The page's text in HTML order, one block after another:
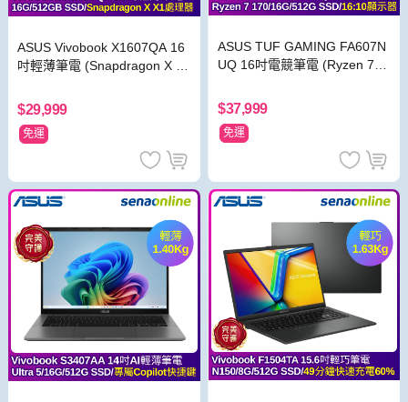
ASUS Vivobook X1607QA 16
吋輕薄筆電 (Snapdragon X X
$29,999
免運
ASUS TUF GAMING FA607N
UQ 16吋電競筆電 (Ryzen 7 1
0/灰)
$37,999
免運